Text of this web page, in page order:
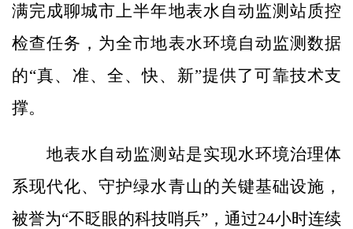
满完成聊城市上半年地表水自动监测站质控
检查任务，为全市地表水环境自动监测数据
的“真、准、全、快、新”提供了可靠技术支
撑。
地表水自动监测站是实现水环境治理体
系现代化、守护绿水青山的关键基础设施，
被誉为“不眨眼的科技哨兵”，通过24小时连续